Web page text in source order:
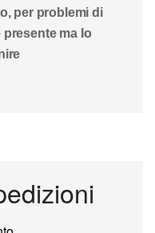
per problemi di
ma lo